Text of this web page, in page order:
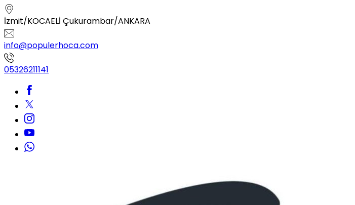
İzmit/KOCAELİ Çukurambar/ANKARA
info@populerhoca.com
05326211141